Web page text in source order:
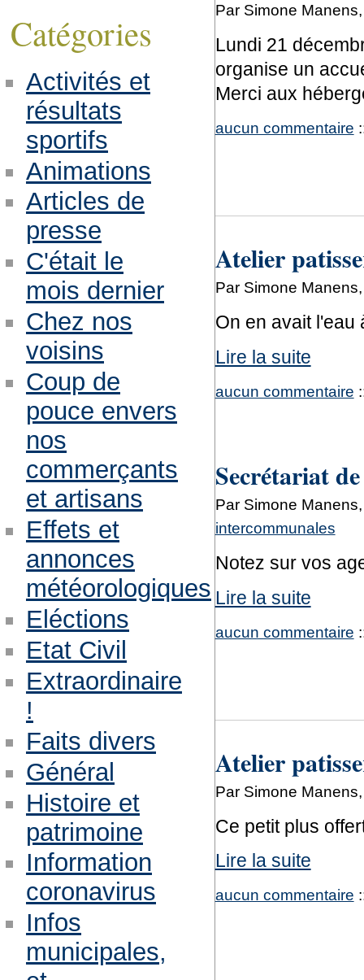
Par Simone
Lundi 21
organise un
Merci aux
aucun commentaire
Atelier
Par Simone
On en avait l'eau
Lire la suite
aucun commentaire
Secrétariat
Par Simone
intercommunales
Notez sur vos
Lire la suite
aucun commentaire
Atelier
Par Simone
Ce petit plus
Lire la suite
aucun commentaire
Catégories
Activités et
résultats
sportifs
Animations
Articles de
presse
C'était le
mois dernier
Chez nos
voisins
Coup de
pouce envers
nos
commerçants
et artisans
Effets et
annonces
météorologiques
Eléctions
Etat Civil
Extraordinaire
!
Faits divers
Général
Histoire et
patrimoine
Information
coronavirus
Infos
municipales,